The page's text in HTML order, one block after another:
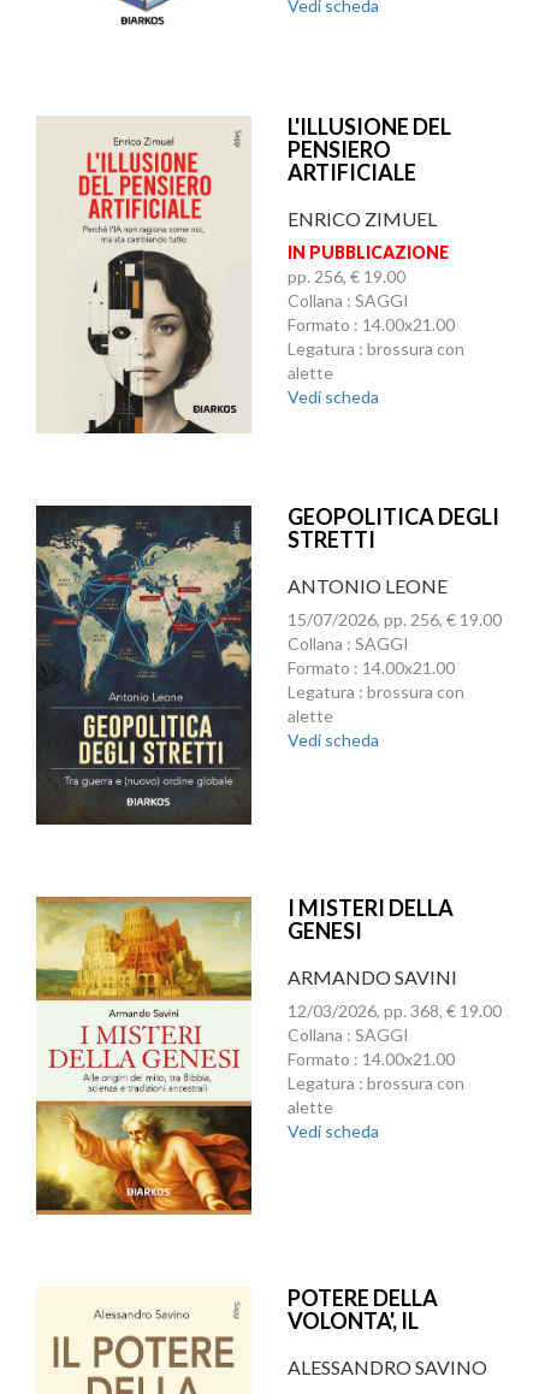
Vedi scheda
L'ILLUSIONE DEL
PENSIERO
ARTIFICIALE
ENRICO ZIMUEL
IN PUBBLICAZIONE
pp. 256, € 19.00
Collana : SAGGI
Formato : 14.00x21.00
Legatura : brossura con
alette
Vedi scheda
GEOPOLITICA DEGLI
STRETTI
ANTONIO LEONE
15/07/2026, pp. 256, € 19.00
Collana : SAGGI
Formato : 14.00x21.00
Legatura : brossura con
alette
Vedi scheda
I MISTERI DELLA
GENESI
ARMANDO SAVINI
12/03/2026, pp. 368, € 19.00
Collana : SAGGI
Formato : 14.00x21.00
Legatura : brossura con
alette
Vedi scheda
POTERE DELLA
VOLONTA', IL
ALESSANDRO SAVINO